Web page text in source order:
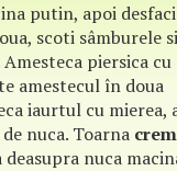
putin, apoi desfaci
scoti sâmburele
piersica cu
amestecul în doua
iaurtul cu mierea,
nuca. Toarna
nuca